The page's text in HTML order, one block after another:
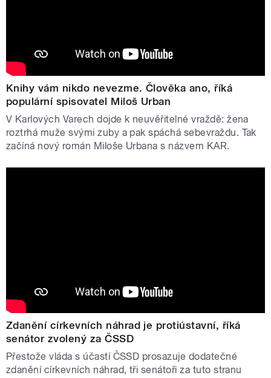
Knihy vám nikdo nevezme. Člověka ano, říká
populární spisovatel Miloš Urban
V Karlových Varech dojde k neuvěřitelné vraždě: žena
roztrhá muže svými zuby a pak spáchá sebevraždu. Tak
začíná nový román Miloše Urbana s názvem KAR.
Zdanění církevních náhrad je protiústavní, říká
senátor zvolený za ČSSD
Přestože vláda s účastí ČSSD prosazuje dodatečné
zdanění církevních náhrad, tři senátoři za tuto stranu